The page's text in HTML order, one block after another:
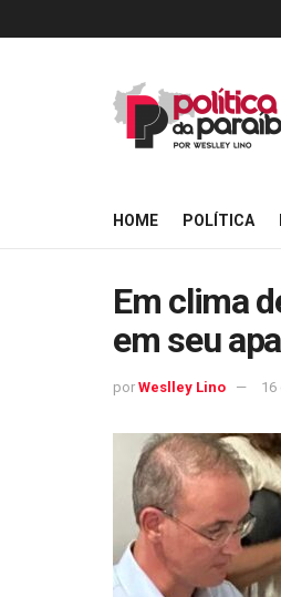
HOME POLÍTICA
Em clima
em seu
por Weslley Lino 16